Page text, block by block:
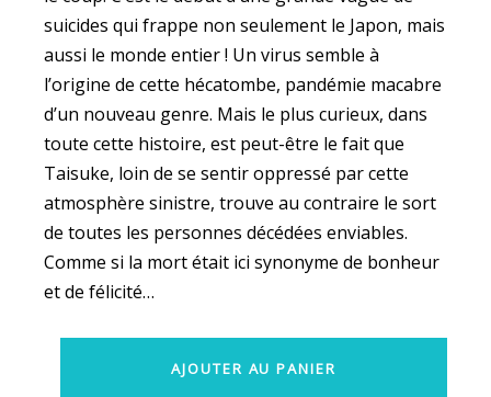
suicides qui frappe non seulement le Japon, mais
aussi le monde entier ! Un virus semble à
l’origine de cette hécatombe, pandémie macabre
d’un nouveau genre. Mais le plus curieux, dans
toute cette histoire, est peut-être le fait que
Taisuke, loin de se sentir oppressé par cette
atmosphère sinistre, trouve au contraire le sort
de toutes les personnes décédées enviables.
Comme si la mort était ici synonyme de bonheur
et de félicité…
AJOUTER AU PANIER